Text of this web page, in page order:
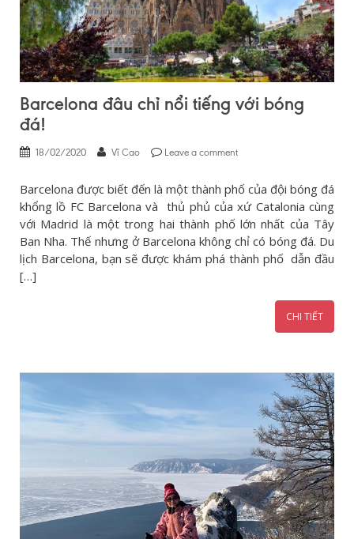
Barcelona đâu chỉ nổi tiếng với bóng
đá!
18/02/2020 Vĩ Cao Leave a comment
Barcelona được biết đến là một thành phố của đội bóng đá
khổng lồ FC Barcelona và thủ phủ của xứ Catalonia cùng
với Madrid là một trong hai thành phố lớn nhất của Tây
Ban Nha. Thế nhưng ở Barcelona không chỉ có bóng đá. Du
lịch Barcelona, bạn sẽ được khám phá thành phố dẫn đầu
[…]
CHI TIẾT